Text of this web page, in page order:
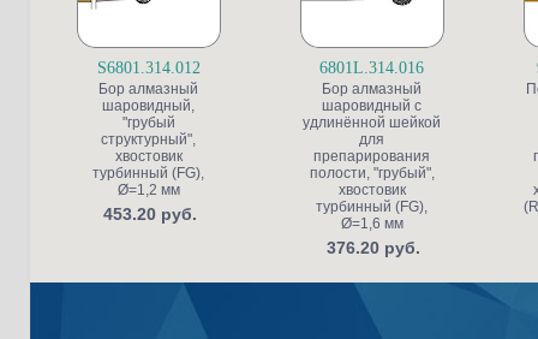
S6801.314.012
Бор алмазный
шаровидный,
"грубый
структурный",
хвостовик
турбинный (FG),
Ø=1,2 мм
453.20 руб.
6801L.314.016
Бор алмазный
шаровидный с
удлинённой шейкой
для
препарирования
полости, "грубый",
хвостовик
турбинный (FG),
Ø=1,6 мм
376.20 руб.